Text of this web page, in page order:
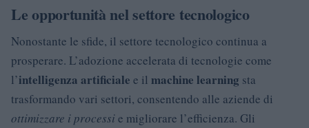
Le opportunità nel settore tecnologico
Nonostante le sfide, il settore tecnologico continua a
prosperare. L’adozione accelerata di tecnologie come
l’intelligenza artificiale e il machine learning sta
trasformando vari settori, consentendo alle aziende di
ottimizzare i processie migliorare l’efficienza. Gli